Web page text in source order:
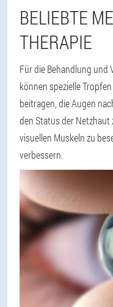
BELIEBTE
THERAPIE
Für die Behandlung
können spezielle
beitragen, die Augen
den Status der Netzhaut
visuellen Muskeln zu
verbessern.